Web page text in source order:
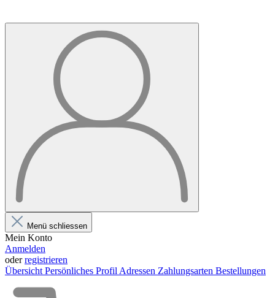
Menü schliessen
Mein Konto
Anmelden
oderregistrieren
Übersicht Persönliches Profil Adressen Zahlungsarten Bestellungen